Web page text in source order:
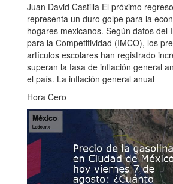
Juan David Castilla El próximo
representa un duro golpe para la
hogares mexicanos. Según datos del
para la Competitividad (IMCO), los
artículos escolares han registrado
superan la tasa de inflación general
el país. La inflación general anual
Hora Cero